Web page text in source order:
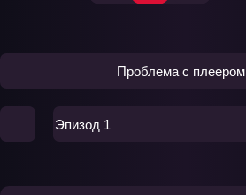
Проблема с плеером
Эпизод 1